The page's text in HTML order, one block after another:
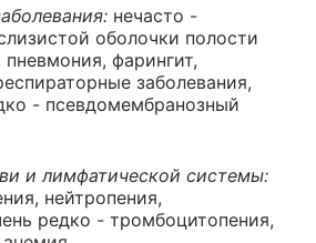
нечасто -
оболочки полости
пневмония, фарингит,
заболевания,
- псевдомембранозный
и лимфатической системы:
нейтропения,
редко - тромбоцитопения,